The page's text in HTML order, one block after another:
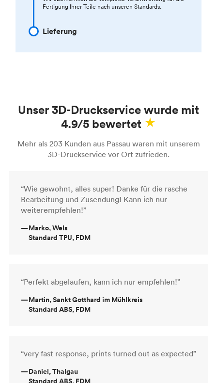
Fertigung Ihrer Teile nach unseren Standards.
Lieferung
Unser 3D-Druckservice wurde mit
4.9/5 bewertet
Mehr als 203 Kunden aus Passau waren mit unserem
3D-Druckservice vor Ort zufrieden.
“Wie gewohnt, alles super! Danke für die rasche
Bearbeitung und Zusendung! Kann ich nur
weiterempfehlen!”
—Marko, Wels
Standard TPU, FDM
“Perfekt abgelaufen, kann ich nur empfehlen!”
—Martin, Sankt Gotthard im Mühlkreis
Standard ABS, FDM
“very fast response, prints turned out as expected”
—Daniel, Thalgau
Standard ABS, FDM